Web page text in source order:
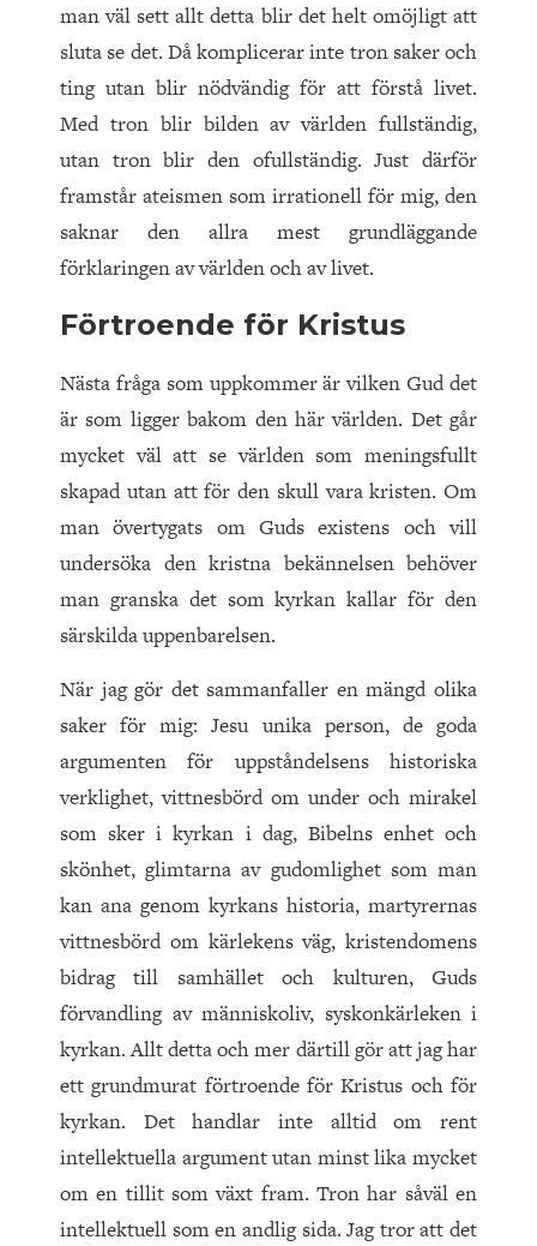
man väl sett allt detta blir det helt omöjligt att
sluta se det. Då komplicerar inte tron saker och
ting utan blir nödvändig för att förstå livet.
Med tron blir bilden av världen fullständig,
utan tron blir den ofullständig. Just därför
framstår ateismen som irrationell för mig, den
saknar den allra mest grundläggande
förklaringen av världen och av livet.
Förtroende för Kristus
Nästa fråga som uppkommer är vilken Gud det
är som ligger bakom den här världen. Det går
mycket väl att se världen som meningsfullt
skapad utan att för den skull vara kristen. Om
man övertygats om Guds existens och vill
undersöka den kristna bekännelsen behöver
man granska det som kyrkan kallar för den
särskilda uppenbarelsen.
När jag gör det sammanfaller en mängd olika
saker för mig: Jesu unika person, de goda
argumenten för uppståndelsens historiska
verklighet, vittnesbörd om under och mirakel
som sker i kyrkan i dag, Bibelns enhet och
skönhet, glimtarna av gudomlighet som man
kan ana genom kyrkans historia, martyrernas
vittnesbörd om kärlekens väg, kristendomens
bidrag till samhället och kulturen, Guds
förvandling av människoliv, syskonkärleken i
kyrkan. Allt detta och mer därtill gör att jag har
ett grundmurat förtroende för Kristus och för
kyrkan. Det handlar inte alltid om rent
intellektuella argument utan minst lika mycket
om en tillit som växt fram. Tron har såväl en
intellektuell som en andlig sida. Jag tror att det